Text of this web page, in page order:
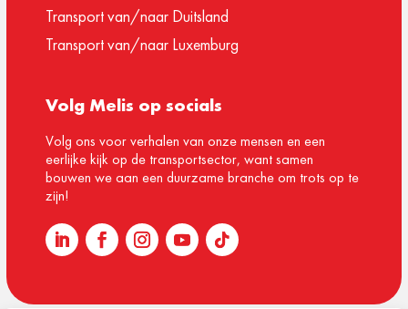
Transport van/naar Duitsland
Transport van/naar Luxemburg
Volg Melis op socials
Volg ons voor verhalen van onze mensen en een
eerlijke kijk op de transportsector, want samen
bouwen we aan een duurzame branche om trots op te
zijn!